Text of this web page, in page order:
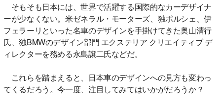
そもそも日本には、世界で活躍する国際的なカーデザイナ
ーが少なくない。米ゼネラル・モーターズ、独ポルシェ、伊
フェラーリといった名車のデザインを手掛けてきた奥山清行
氏、独BMWのデザイン部門 エクステリア クリエイティブ デ
ィレクターを務める永島譲二氏などだ。
これらを踏まえると、日本車のデザインへの見方も変わっ
てくるだろう。今一度、注目してみてはいかがだろうか？